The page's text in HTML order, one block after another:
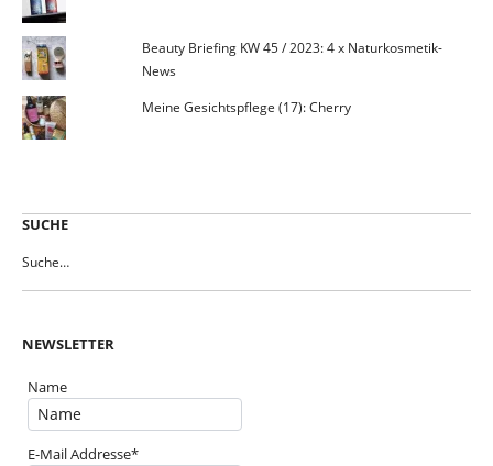
Beauty Briefing KW 45 / 2023: 4 x Naturkosmetik-
News
Meine Gesichtspflege (17): Cherry
SUCHE
NEWSLETTER
Name
E-Mail Addresse*